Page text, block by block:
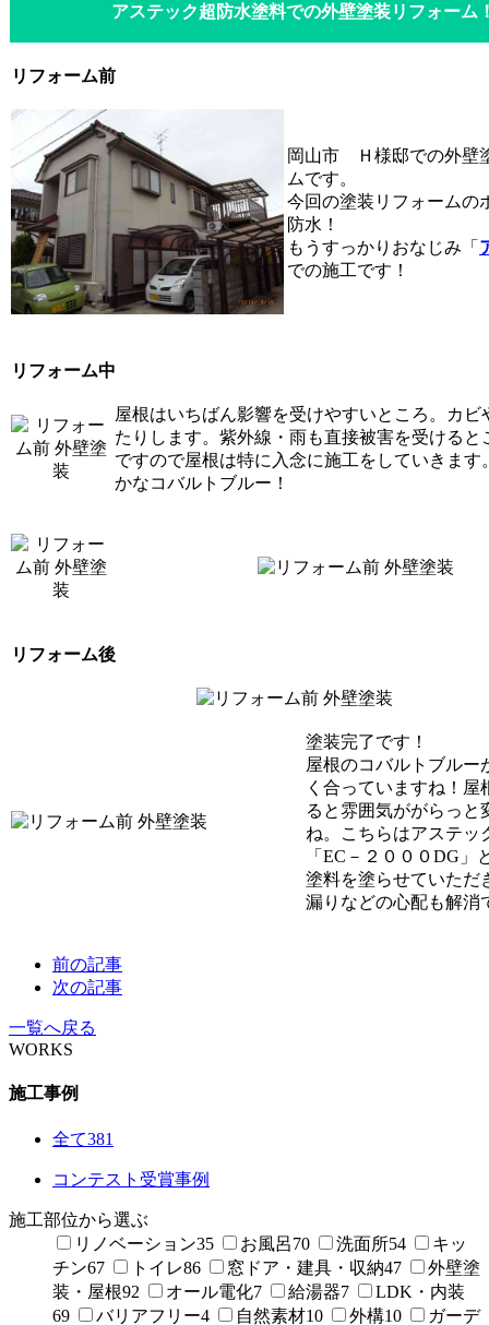
アステック超防水塗料での外壁塗装リフォーム
リフォーム前
岡山市 Ｈ様邸での外壁
ムです。
今回の塗装リフォームの
防水！
もうすっかりおなじみ「
での施工です！
リフォーム中
屋根はいちばん影響を受けやすいところ。カビ
たりします。紫外線・雨も直接被害を受けると
ですので屋根は特に入念に施工をしていきます
かなコバルトブルー！
リフォーム後
塗装完了です！
屋根のコバルトブルー
く合っていますね！屋
ると雰囲気ががらっと
ね。こちらはアステッ
「EC－２０００DG」
塗料を塗らせていただ
漏りなどの心配も解消
前の記事
次の記事
一覧へ戻る
WORKS
施工事例
全て381
コンテスト受賞事例
施工部位から選ぶ
リノベーション35 お風呂70 洗面所54
キッ
チン67 トイレ86 窓ドア・建具・収納47
外壁塗
装・屋根92 オール電化7 給湯器7
LDK・内装
69
バリアフリー4 自然素材10 外構10 ガーデ